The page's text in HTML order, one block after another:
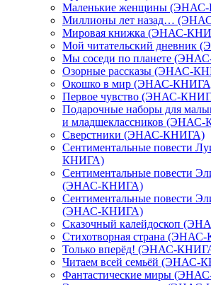
Маленькие женщины
Миллионы лет назад…
Мировая книжка (ЭНАС-
Мой читательский
Мы соседи по планете
Озорные рассказы (ЭНАС-
Окошко в мир (ЭНАС-
Первое чувство (ЭНАС-
Подарочные наборы для
и младшеклассников
Сверстники (ЭНАС-КНИГА)
Сентиментальные повести
КНИГА)
Сентиментальные повести
(ЭНАС-КНИГА)
Сентиментальные повести
(ЭНАС-КНИГА)
Сказочный калейдоскоп
Стихотворная страна
Только вперёд! (ЭНАС-
Читаем всей семьёй (ЭНАС-
Фантастические миры